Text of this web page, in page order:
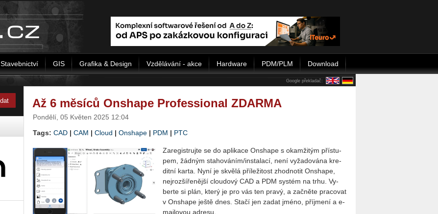
Stavebnictví GIS Grafika & Design Vzdělávání - akce Hardware PDM/PLM Download
Google překladač:
Až 6 měsíců Onshape Professional ZDARMA
Pondělí, 05 Květen 2025 12:04
Tags: CAD | CAM | Cloud | Onshape | PDM | PTC
Za­re­gis­truj­te se do apli­ka­ce On­sha­pe s oka­mži­tým pří­stu­
pem, žád­ným sta­ho­vá­ním/in­sta­la­cí, není vy­ža­do­vá­na kre­
dit­ní karta. Nyní je skvě­lá pří­le­ži­tost zhod­no­tit On­sha­pe,
nej­roz­ší­ře­něj­ší clou­do­vý CAD a PDM sys­tém na trhu. Vy­
ber­te si plán, který je pro vás ten pravý, a za­čně­te pra­co­vat
v On­sha­pe ještě dnes. Stačí jen zadat jméno, pří­jme­ní a e-
mai­lo­vou ad­re­su.